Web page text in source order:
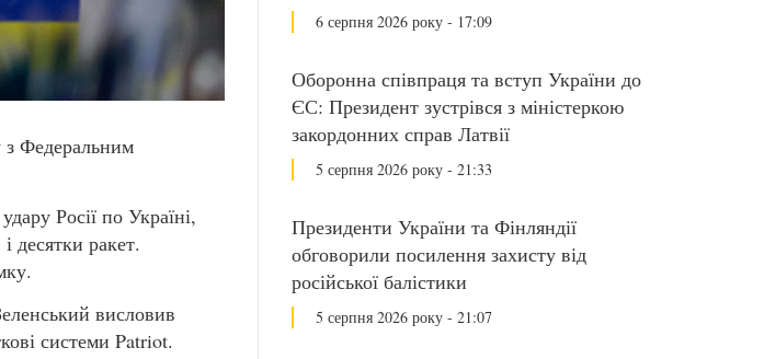
6 серпня 2026 року - 17:09
Оборонна співпраця та вступ України до
ЄС: Президент зустрівся з міністеркою
закордонних справ Латвії
5 серпня 2026 року - 21:33
Президенти України та Фінляндії
обговорили посилення захисту від
російської балістики
5 серпня 2026 року - 21:07
з Федеральним
Росії по Україні,
десятки ракет.
висловив
системи Patriot.